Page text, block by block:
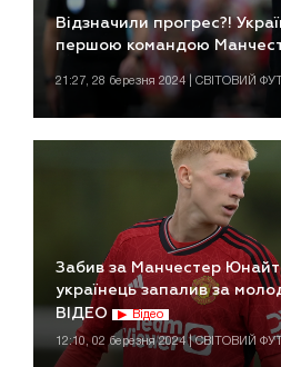
Відзначили прогрес?!
першою командою
21:27, 28 березня 2024 | СВІТОВИЙ
Забив за Манчестер
українець запалив за
ВІДЕО
Відео
12:10, 02 березня 2024 | СВІТОВИЙ